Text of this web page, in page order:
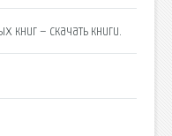
книг – скачать книги.